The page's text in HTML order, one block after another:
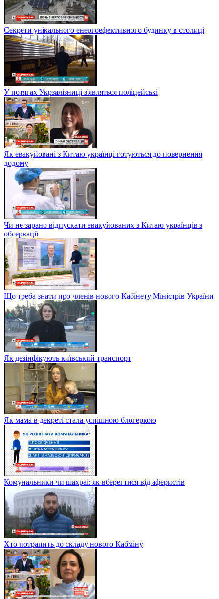
Секрети унікального енергоефективного будинку в столиці
У потягах Укрзалізниці з'являться поліцейські
Як евакуйовані з Китаю українці готуються до повернення
додому
Чи не зарано відпускати евакуйованих з Китаю українців з
обсервації
Що треба знати про членів нового Кабінету Міністрів України
Як дезінфікують київський транспорт
Як мама в декреті стала успішною блогеркою
Комунальники чи шахраї: як вберегтися від аферистів
Хто потрапить до складу нового Кабміну